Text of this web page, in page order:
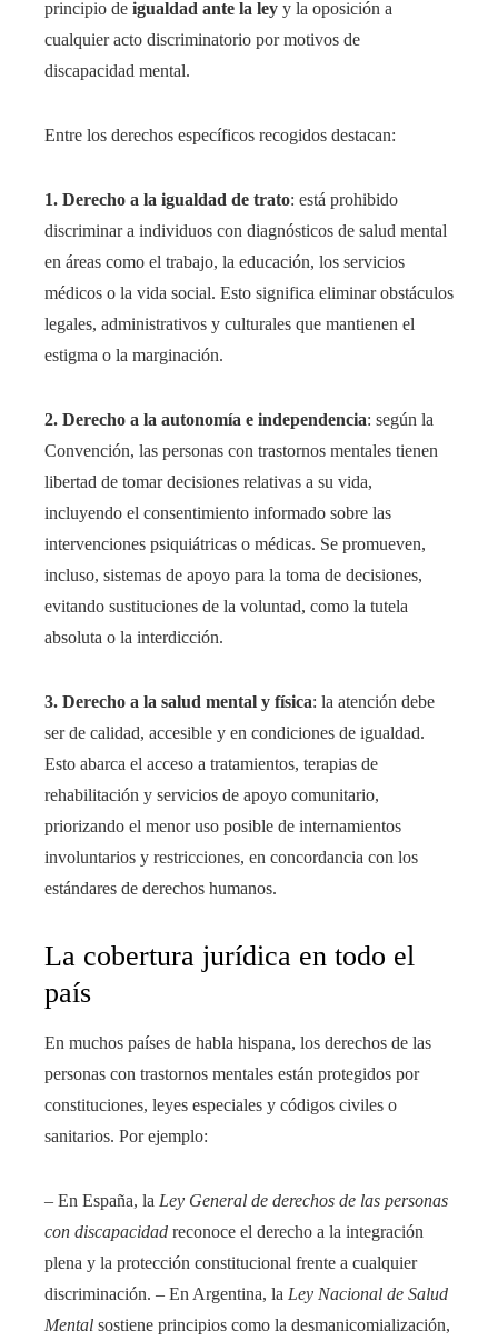
principio de igualdad ante la ley y la oposición a
cualquier acto discriminatorio por motivos de
discapacidad mental.
Entre los derechos específicos recogidos destacan:
1. Derecho a la igualdad de trato: está prohibido
discriminar a individuos con diagnósticos de salud mental
en áreas como el trabajo, la educación, los servicios
médicos o la vida social. Esto significa eliminar obstáculos
legales, administrativos y culturales que mantienen el
estigma o la marginación.
2. Derecho a la autonomía e independencia: según la
Convención, las personas con trastornos mentales tienen
libertad de tomar decisiones relativas a su vida,
incluyendo el consentimiento informado sobre las
intervenciones psiquiátricas o médicas. Se promueven,
incluso, sistemas de apoyo para la toma de decisiones,
evitando sustituciones de la voluntad, como la tutela
absoluta o la interdicción.
3. Derecho a la salud mental y física: la atención debe
ser de calidad, accesible y en condiciones de igualdad.
Esto abarca el acceso a tratamientos, terapias de
rehabilitación y servicios de apoyo comunitario,
priorizando el menor uso posible de internamientos
involuntarios y restricciones, en concordancia con los
estándares de derechos humanos.
La cobertura jurídica en todo el
país
En muchos países de habla hispana, los derechos de las
personas con trastornos mentales están protegidos por
constituciones, leyes especiales y códigos civiles o
sanitarios. Por ejemplo:
– En España, la Ley General de derechos de las personas
con discapacidad reconoce el derecho a la integración
plena y la protección constitucional frente a cualquier
discriminación. – En Argentina, la Ley Nacional de Salud
Mental sostiene principios como la desmanicomialización,